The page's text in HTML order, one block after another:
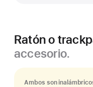
Ratón o
accesorio.
Ambos son